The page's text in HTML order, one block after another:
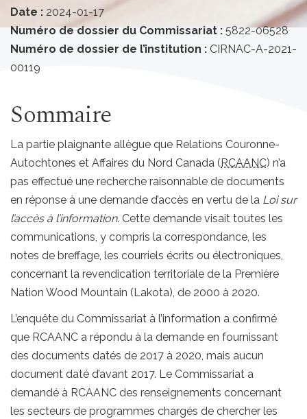
Date : 2024-01-17
Numéro de dossier du Commissariat : 5822-06528
Numéro de dossier de l’institution : CIRNAC-A-2021-
00119
Sommaire
La partie plaignante allègue que Relations Couronne-
Autochtones et Affaires du Nord Canada (RCAANC) n’a
pas effectué une recherche raisonnable de documents
en réponse à une demande d’accès en vertu de la Loi sur
l’accès à l’information. Cette demande visait toutes les
communications, y compris la correspondance, les
notes de breffage, les courriels écrits ou électroniques,
concernant la revendication territoriale de la Première
Nation Wood Mountain (Lakota), de 2000 à 2020.
L’enquête du Commissariat à l’information a confirmé
que RCAANC a répondu à la demande en fournissant
des documents datés de 2017 à 2020, mais aucun
document daté d’avant 2017. Le Commissariat a
demandé à RCAANC des renseignements concernant
les secteurs de programmes chargés de chercher les